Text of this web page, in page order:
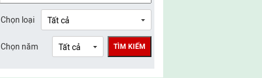
UBMTTQ Việt Nam tỉnh Lào Cai
UBMTTQ Việt Nam tỉnh Thái Nguyên
Chọn loại
Chọn năm TÌM KIẾM